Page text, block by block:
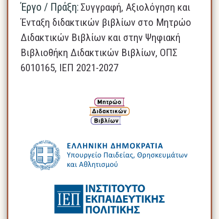
Έργο / Πράξη: Συγγραφή, Αξιολόγηση και
Ένταξη διδακτικών βιβλίων στο Μητρώο
Διδακτικών Βιβλίων και στην Ψηφιακή
Βιβλιοθήκη Διδακτικών Βιβλίων, ΟΠΣ
6010165, ΙΕΠ 2021-2027